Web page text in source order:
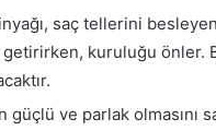
saç tellerini
getirirken, kuruluğu
güçlü ve parlak olmasını